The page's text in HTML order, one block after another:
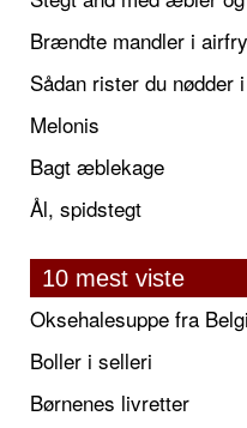
Brændte mandler i
Sådan rister du nødder
Melonis
Bagt æblekage
Ål, spidstegt
10 mest viste
Oksehalesuppe fra
Boller i selleri
Børnenes livretter